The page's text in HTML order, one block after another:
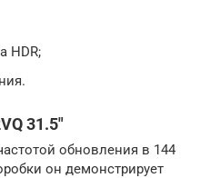
HDR;
31.5″
обновления в 144
он демонстрирует